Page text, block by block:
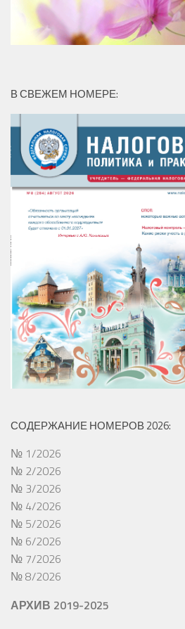
В СВЕЖЕМ НОМЕРЕ:
СОДЕРЖАНИЕ НОМЕРОВ 2026:
№ 1/2026
№ 2/2026
№ 3/2026
№ 4/2026
№ 5/2026
№ 6/2026
№ 7/2026
№ 8/2026
АРХИВ 2019-2025